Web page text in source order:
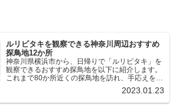
ルリビタキを観察できる神奈川周辺おすすめ
探鳥地12か所
神奈川県横浜市から、日帰りで「ルリビタキ」を
観察できるおすすめ探鳥地を以下に紹介します。
これまで80か所近くの探鳥地を訪れ、手応えを感
じた場所です。以下、★ が多いほど観察しやす
く、出現頻度が高いと感じた場所です。 北本自然
観察公園：埼玉県...
2023.01.23